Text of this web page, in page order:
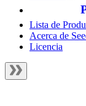
Lista de
Acerca de
Licencia